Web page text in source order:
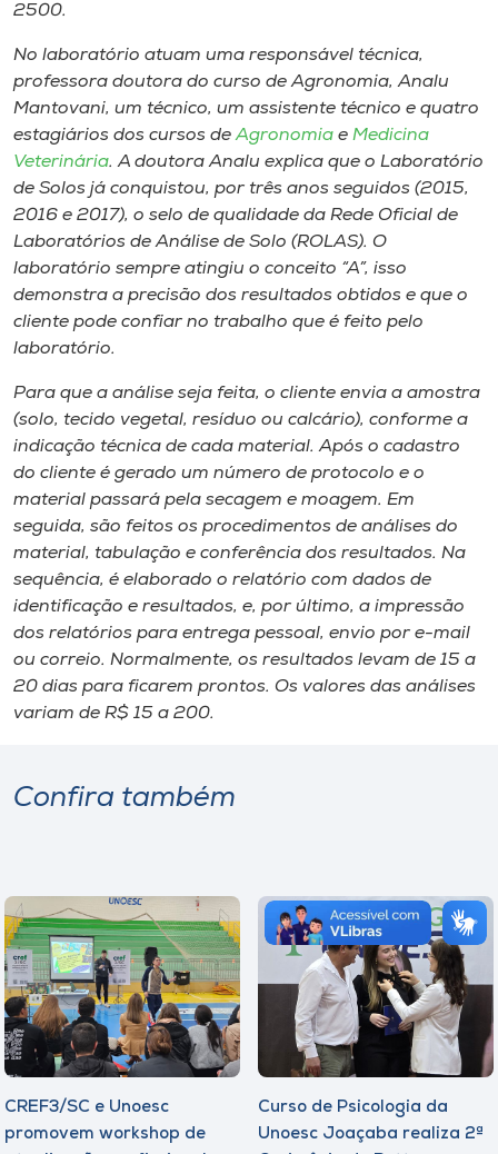
A-
2500.
No laboratório atuam uma responsável técnica,
professora doutora do curso de Agronomia, Analu
Mantovani, um técnico, um assistente técnico e quatro
estagiários dos cursos deAgronomia e Medicina
Veterinária. A doutora Analu explica que o Laboratório
de Solos já conquistou, por três anos seguidos (2015,
2016 e 2017), o selo de qualidade da Rede Oficial de
Laboratórios de Análise de Solo (ROLAS). O
laboratório sempre atingiu o conceito “A”, isso
demonstra a precisão dos resultados obtidos e que o
cliente pode confiar no trabalho que é feito pelo
laboratório.
Para que a análise seja feita, o cliente envia a amostra
(solo, tecido vegetal, resíduo ou calcário), conforme a
indicação técnica de cada material. Após o cadastro
do cliente é gerado um número de protocolo e o
material passará pela secagem e moagem. Em
seguida, são feitos os procedimentos de análises do
material, tabulação e conferência dos resultados. Na
sequência, é elaborado o relatório com dados de
identificação e resultados, e, por último, a impressão
dos relatórios para entrega pessoal, envio por e-mail
ou correio. Normalmente, os resultados levam de 15 a
20 dias para ficarem prontos. Os valores das análises
variam de R$ 15 a 200.
Confira também
CREF3/SC e Unoesc
promovem workshop de
Curso de Psicologia da
Unoesc Joaçaba realiza 2ª